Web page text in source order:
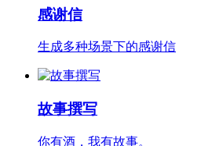
感谢信
生成多种场景下的感谢信
故事撰写
你有酒，我有故事。